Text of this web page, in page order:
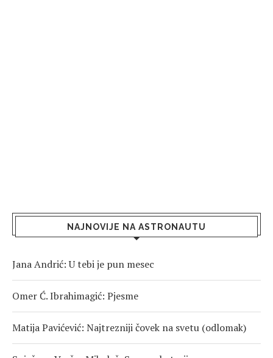
NAJNOVIJE NA ASTRONAUTU
Jana Andrić: U tebi je pun mesec
Omer Ć. Ibrahimagić: Pjesme
Matija Pavićević: Najtrezniji čovek na svetu (odlomak)